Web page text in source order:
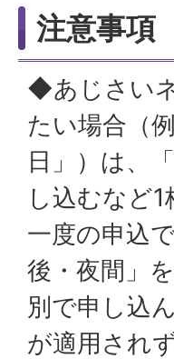
注意事項
◆あじさい
たい場合（
日」）は、
し込むなど
一度の申込
後・夜間」
別で申し込
が適用され